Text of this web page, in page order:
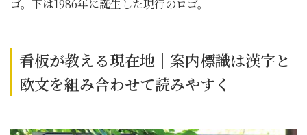
ゴ。下は1986年に誕生した現行のロゴ。
看板が教える現在地｜案内標識は漢字と
欧文を組み合わせて読みやすく